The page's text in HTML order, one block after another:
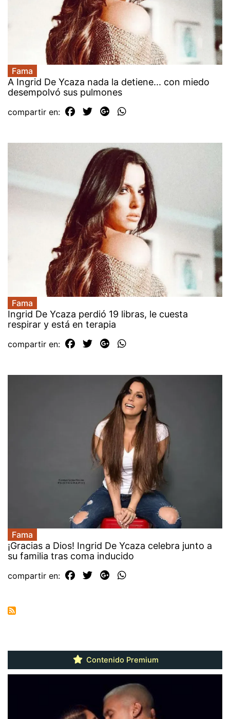
Fama
A Ingrid De Ycaza nada la detiene... con miedo
desempolvó sus pulmones
compartir en:
Fama
Ingrid De Ycaza perdió 19 libras, le cuesta
respirar y está en terapia
compartir en:
Fama
¡Gracias a Dios! Ingrid De Ycaza celebra junto a
su familia tras coma inducido
compartir en:
Contenido Premium